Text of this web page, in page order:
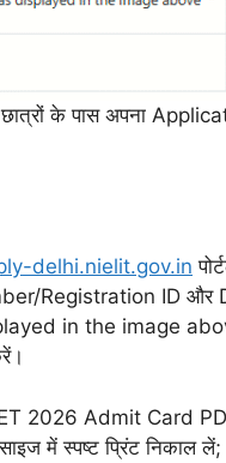
छात्रों के पास अपना
delhi.nielit.gov.in
Registration ID और
in the image
2026 Admit Card
में स्पष्ट प्रिंट निकाल लें;